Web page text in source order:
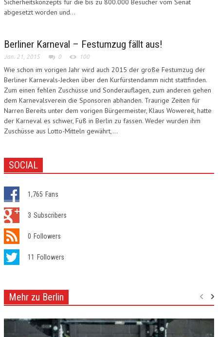
Sicherheitskonzepts für die bis zu 800.000 Besucher vom Senat
abgesetzt worden und...
Berliner Karneval – Festumzug fällt aus!
Jan. 21, 2015 0 100
Wie schon im vorigen Jahr wird auch 2015 der große Festumzug der
Berliner Karnevals-Jecken über den Kurfürstendamm nicht stattfinden.
Zum einen fehlen Zuschüsse und Sonderauflagen, zum anderen gehen
dem Karnevalsverein die Sponsoren abhanden. Traurige Zeiten für
Narren Bereits unter dem vorigen Bürgermeister, Klaus Wowereit, hatte
der Karneval es schwer, Fuß in Berlin zu fassen. Weder wurden ihm
Zuschüsse aus Lotto-Mitteln gewährt,...
SOCIAL
1,765 Fans
3 Subscribers
0 Followers
11 Followers
Mehr zu Berlin